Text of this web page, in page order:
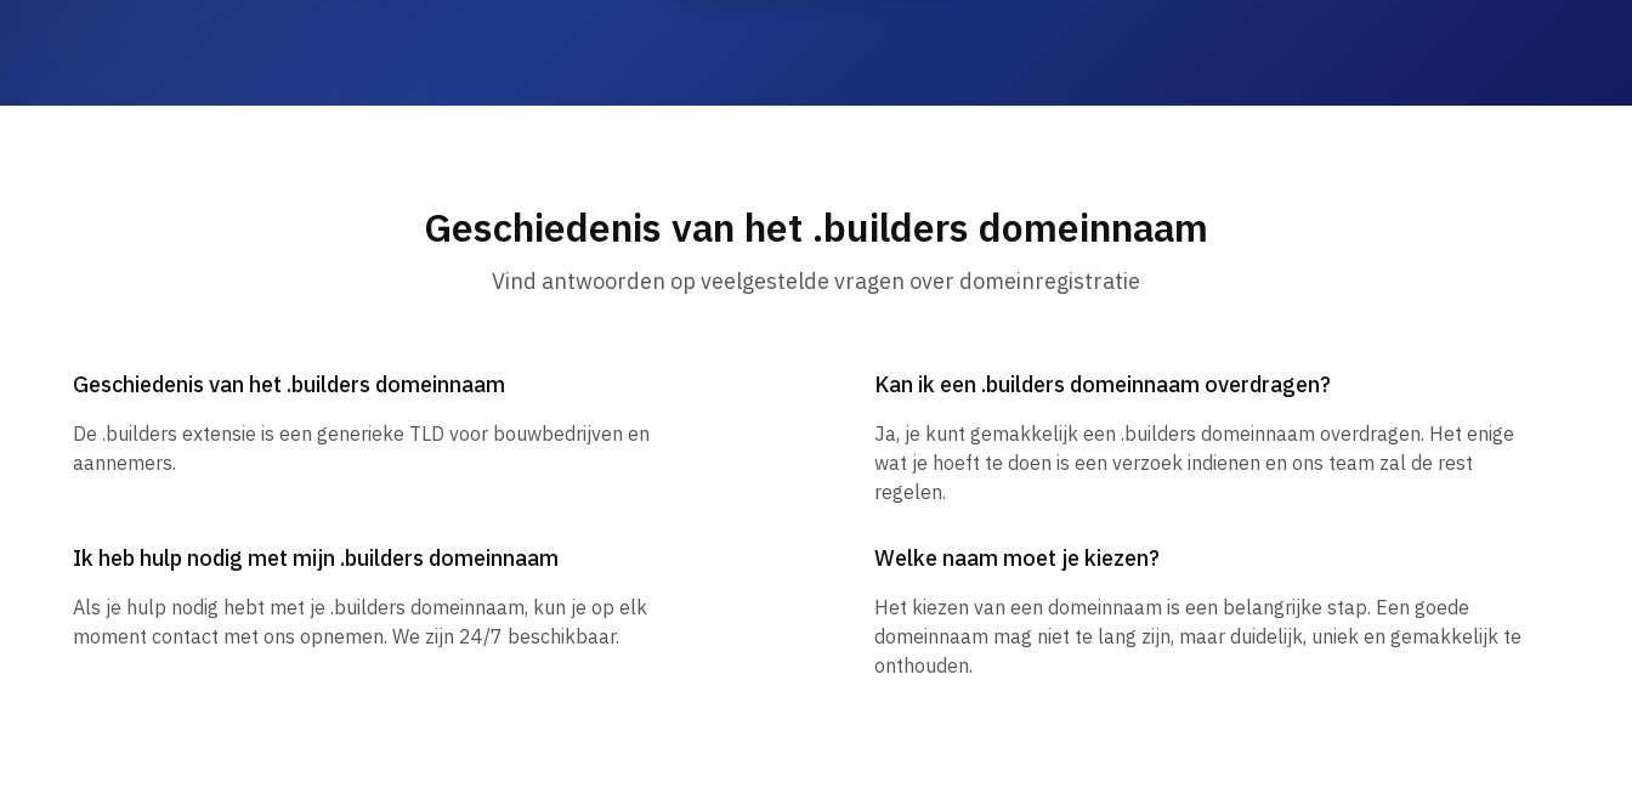
Geschiedenis van het .builders domeinnaam
Vind antwoorden op veelgestelde vragen over domeinregistratie
Geschiedenis van het .builders domeinnaam
De .builders extensie is een generieke TLD voor bouwbedrijven en
aannemers.
Kan ik een .builders domeinnaam overdragen?
Ja, je kunt gemakkelijk een .builders domeinnaam overdragen. Het enige
wat je hoeft te doen is een verzoek indienen en ons team zal de rest
regelen.
Ik heb hulp nodig met mijn .builders domeinnaam
Als je hulp nodig hebt met je .builders domeinnaam, kun je op elk
moment contact met ons opnemen. We zijn 24/7 beschikbaar.
Welke naam moet je kiezen?
Het kiezen van een domeinnaam is een belangrijke stap. Een goede
domeinnaam mag niet te lang zijn, maar duidelijk, uniek en gemakkelijk te
onthouden.